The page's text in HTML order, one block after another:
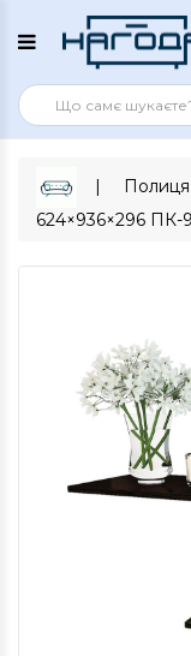
624×936×296 ПК-